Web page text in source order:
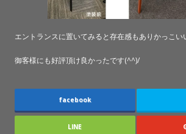
エントランスに置いてみると存在感もありかっこい
御客様にも好評頂け良かったです(^^)/
facebook
LINE